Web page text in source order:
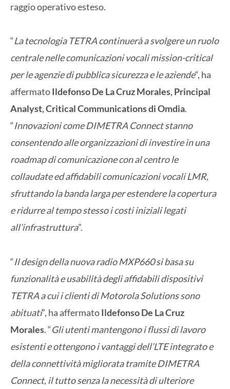
raggio operativo esteso.
“La tecnologia TETRA continuerà a svolgere un ruolo
centrale nelle comunicazioni vocali mission-critical
per le agenzie di pubblica sicurezza e le aziende“, ha
affermatoIldefonso De La Cruz Morales, Principal
Analyst, Critical Communications di Omdia.
“Innovazioni come DIMETRA Connect stanno
consentendo alle organizzazioni di investire in una
roadmap di comunicazione con al centro le
collaudate ed affidabili comunicazioni vocali LMR,
sfruttando la banda larga per estendere la copertura
e ridurre al tempo stesso i costi iniziali legati
all’infrastruttura”.
“Il design della nuova radio MXP660 si basa su
funzionalità e usabilità degli affidabili dispositivi
TETRA a cui i clienti di Motorola Solutions sono
abituati“, ha affermatoIldefonso De La Cruz
Morales. “Gli utenti mantengono i flussi di lavoro
esistenti e ottengono i vantaggi dell’LTE integrato e
della connettività migliorata tramite DIMETRA
Connect, il tutto senza la necessità di ulteriore